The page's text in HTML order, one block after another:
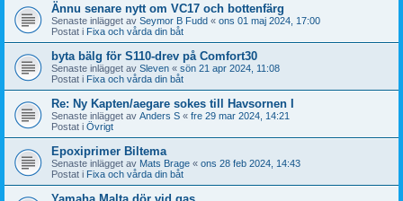
Ännu senare nytt om VC17 och bottenfärg
Senaste inlägget av Seymor B Fudd « ons 01 maj 2024, 17:00
Postat i Fixa och vårda din båt
byta bälg för S110-drev på Comfort30
Senaste inlägget av Sleven « sön 21 apr 2024, 11:08
Postat i Fixa och vårda din båt
Re: Ny Kapten/aegare sokes till Havsornen I
Senaste inlägget av Anders S « fre 29 mar 2024, 14:21
Postat i Övrigt
Epoxiprimer Biltema
Senaste inlägget av Mats Brage « ons 28 feb 2024, 14:43
Postat i Fixa och vårda din båt
Yamaha Malta dör vid gas